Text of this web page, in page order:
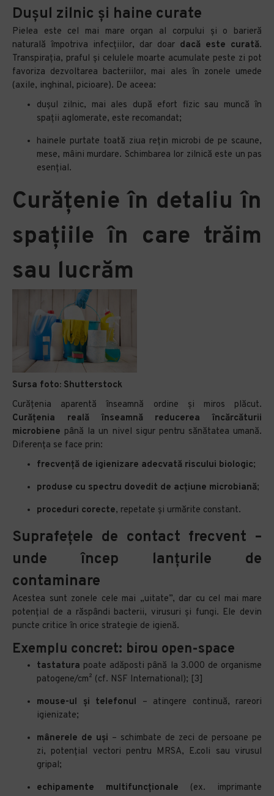
Dușul zilnic și haine curate
Pielea este cel mai mare organ al corpului și o barieră
naturală împotriva infecțiilor, dar doar dacă este curată.
Transpirația, praful și celulele moarte acumulate peste zi pot
favoriza dezvoltarea bacteriilor, mai ales în zonele umede
(axile, inghinal, picioare). De aceea:
dușul zilnic, mai ales după efort fizic sau muncă în
spații aglomerate, este recomandat;
hainele purtate toată ziua rețin microbi de pe scaune,
mese, mâini murdare. Schimbarea lor zilnică este un pas
esențial.
Curățenie în detaliu în
spațiile în care trăim
sau lucrăm
Sursa foto: Shutterstock
Curățenia aparentă înseamnă ordine și miros plăcut.
Curățenia reală înseamnă reducerea încărcăturii
microbiene până la un nivel sigur pentru sănătatea umană.
Diferența se face prin:
frecvență de igienizare adecvată riscului biologic;
produse cu spectru dovedit de acțiune microbiană;
proceduri corecte, repetate și urmărite constant.
Suprafețele de contact frecvent –
unde încep lanțurile de
contaminare
Acestea sunt zonele cele mai „uitate”, dar cu cel mai mare
potențial de a răspândi bacterii, virusuri și fungi. Ele devin
puncte critice în orice strategie de igienă.
Exemplu concret: birou open-space
tastatura poate adăposti până la 3.000 de organisme
patogene/cm² (cf. NSF International); [3]
mouse-ul și telefonul – atingere continuă, rareori
igienizate;
mânerele de uși – schimbate de zeci de persoane pe
zi, potențial vectori pentru MRSA, E.coli sau virusul
gripal;
echipamente multifuncționale (ex. imprimante